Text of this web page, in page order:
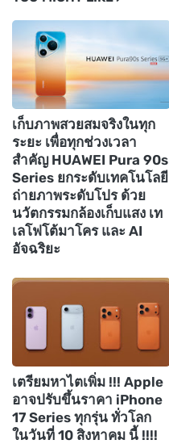
เก็บภาพสวยสมจริงในทุก
ระยะ เพื่อทุกช่วงเวลา
สำคัญ HUAWEI Pura 90s
Series ยกระดับเทคโนโลยี
ถ่ายภาพระดับโปร ด้วย
นวัตกรรมกล้องเก็บแสง เท
เลโฟโต้มาโคร และ AI
อัจฉริยะ
เตรียมหาไตเพิ่ม !!! Apple
อาจปรับขึ้นราคา iPhone
17 Series ทุกรุ่น ทั่วโลก
ในวันที่ 10 สิงหาคม นี้ !!!!